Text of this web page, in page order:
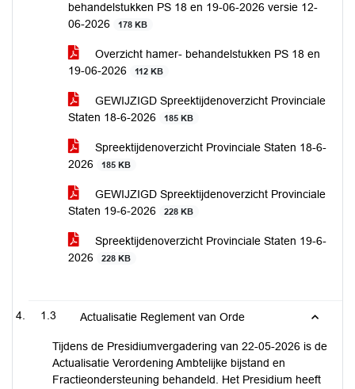
behandelstukken PS 18 en 19-06-2026 versie 12-
06-2026
178 KB
Overzicht hamer- behandelstukken PS 18 en
19-06-2026
112 KB
GEWIJZIGD Spreektijdenoverzicht Provinciale
Staten 18-6-2026
185 KB
Spreektijdenoverzicht Provinciale Staten 18-6-
2026
185 KB
GEWIJZIGD Spreektijdenoverzicht Provinciale
Staten 19-6-2026
228 KB
Spreektijdenoverzicht Provinciale Staten 19-6-
2026
228 KB
1.3 Actualisatie Reglement van Orde
Tijdens de Presidiumvergadering van 22-05-2026 is de
Actualisatie Verordening Ambtelijke bijstand en
Fractieondersteuning behandeld. Het Presidium heeft